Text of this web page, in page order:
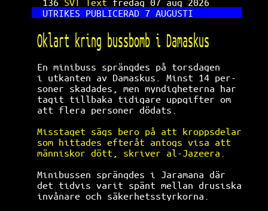
UTRIKES PUBLICERAD 7 AUGUSTI
Oklart kring bussbomb i Damaskus
En minibuss sprängdes på torsdagen
i utkanten av Damaskus. Minst 14 per-
soner skadades, men myndigheterna har
tagit tillbaka tidigare uppgifter om
att flera personer dödats.
Misstaget sägs bero på att kroppsdelar
som hittades efteråt antogs visa att
människor dött, skriver al-Jazeera.
Minibussen sprängdes i Jaramana där
det tidvis varit spänt mellan drusiska
invånare och säkerhetsstyrkorna.